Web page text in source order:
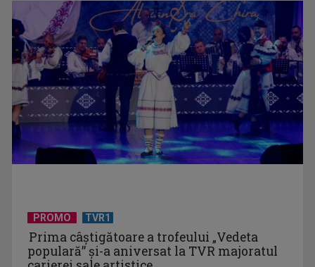
loialitate și ...
Horaţiu Mălăele ...
PROMO TVR1
Prima câştigătoare a trofeului „Vedeta
populară” şi-a aniversat la TVR majoratul